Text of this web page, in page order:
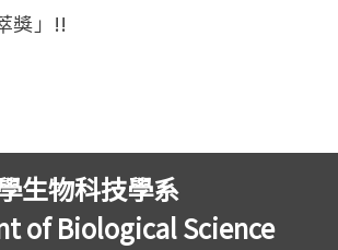
獎」!!
生物科技學系
of Biological Science